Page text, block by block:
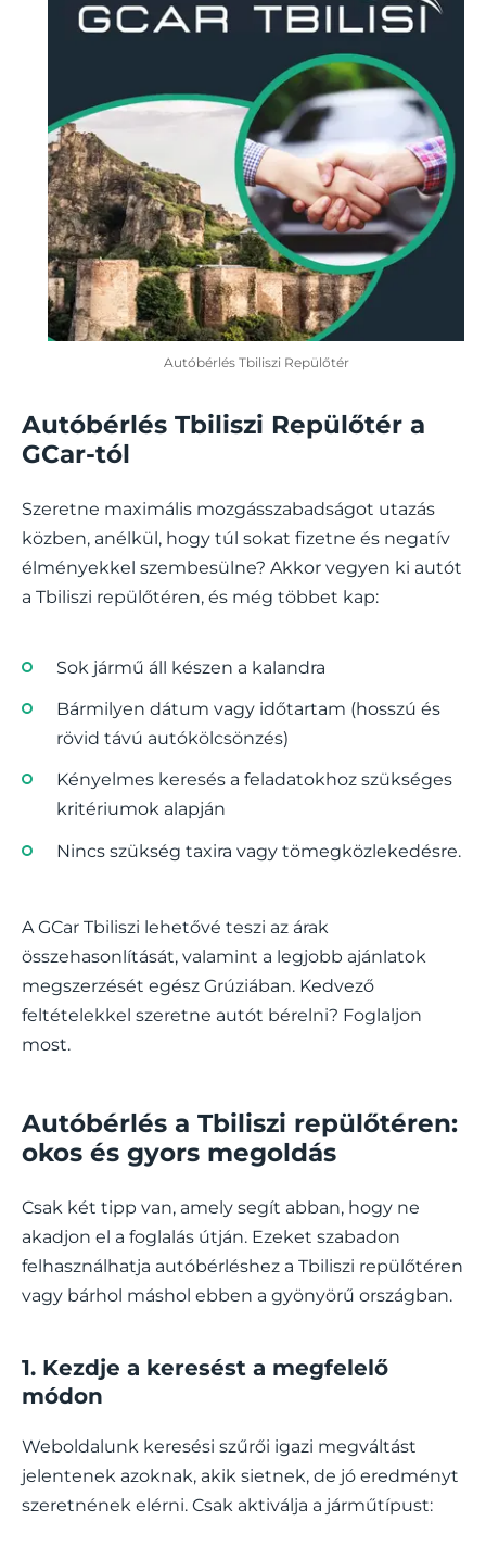
Autóbérlés Tbiliszi Repülőtér
Autóbérlés Tbiliszi Repülőtér a
GCar-tól
Szeretne maximális mozgásszabadságot utazás
közben, anélkül, hogy túl sokat fizetne és negatív
élményekkel szembesülne? Akkor vegyen ki autót
a Tbiliszi repülőtéren, és még többet kap:
Sok jármű áll készen a kalandra
Bármilyen dátum vagy időtartam (hosszú és
rövid távú autókölcsönzés)
Kényelmes keresés a feladatokhoz szükséges
kritériumok alapján
Nincs szükség taxira vagy tömegközlekedésre.
A GCar Tbiliszi lehetővé teszi az árak
összehasonlítását, valamint a legjobb ajánlatok
megszerzését egész Grúziában. Kedvező
feltételekkel szeretne autót bérelni? Foglaljon
most.
Autóbérlés a Tbiliszi repülőtéren:
okos és gyors megoldás
Csak két tipp van, amely segít abban, hogy ne
akadjon el a foglalás útján. Ezeket szabadon
felhasználhatja autóbérléshez a Tbiliszi repülőtéren
vagy bárhol máshol ebben a gyönyörű országban.
1. Kezdje a keresést a megfelelő
módon
Weboldalunk keresési szűrői igazi megváltást
jelentenek azoknak, akik sietnek, de jó eredményt
szeretnének elérni. Csak aktiválja a járműtípust: